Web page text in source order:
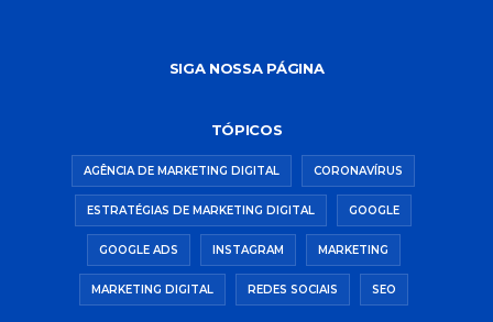
SIGA NOSSA PÁGINA
TÓPICOS
AGÊNCIA DE MARKETING DIGITAL CORONAVÍRUS
ESTRATÉGIAS DE MARKETING DIGITAL GOOGLE
GOOGLE ADS INSTAGRAM MARKETING
MARKETING DIGITAL REDES SOCIAIS SEO